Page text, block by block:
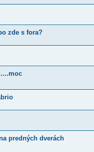
zde s fora?
predných dverách